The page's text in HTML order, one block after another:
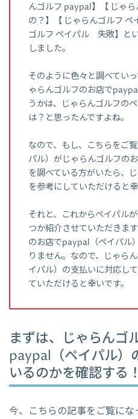
んゴルフ paypal】【 じゃ
の？】【 じゃらんゴルフ
ゴルフ ペイパル 失敗】と
しました。
そのように色々と調べてい
ゃらんゴルフのお店で
うかは、じゃらんゴルフの
は？と思ったんですよね。
なので、もし、こちらをご
パル）がじゃらんゴルフの
を調べている方がいたら、
を参考にしていただけると幸
それと、これからペイパル
つか紹介させていただきま
のお店でpaypal（ペイパル
りません。なので、じゃら
イパル）の支払いに対応し
ていただけると幸いです。
まずは、じゃらんゴ
paypal（ペイパル）
いるのかを確認する！
今、こちらの記事をご覧に